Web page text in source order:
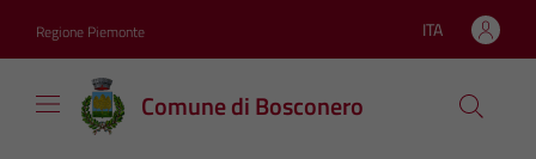
Regione Piemonte Lingua attiva:
ITA
Comune di Bosconero